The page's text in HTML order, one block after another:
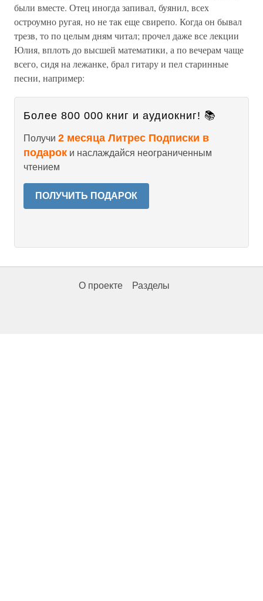
были вместе. Отец иногда запивал, буянил, всех
остроумно ругая, но не так еще свирепо. Когда он бывал
трезв, то по целым дням читал; прочел даже все лекции
Юлия, вплоть до высшей математики, а по вечерам чаще
всего, сидя на лежанке, брал гитару и пел старинные
песни, например:
Более 800 000 книг и аудиокниг! 📚
Получи 2 месяца Литрес Подписки в
подарок и наслаждайся неограниченным
чтением
ПОЛУЧИТЬ ПОДАРОК
О проекте Разделы